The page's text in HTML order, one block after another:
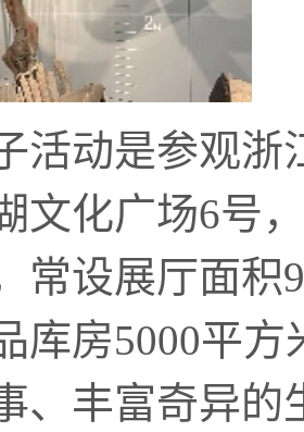
活动是参观浙
文化广场6号
常设展厅面积
库房5000平
、丰富奇异的